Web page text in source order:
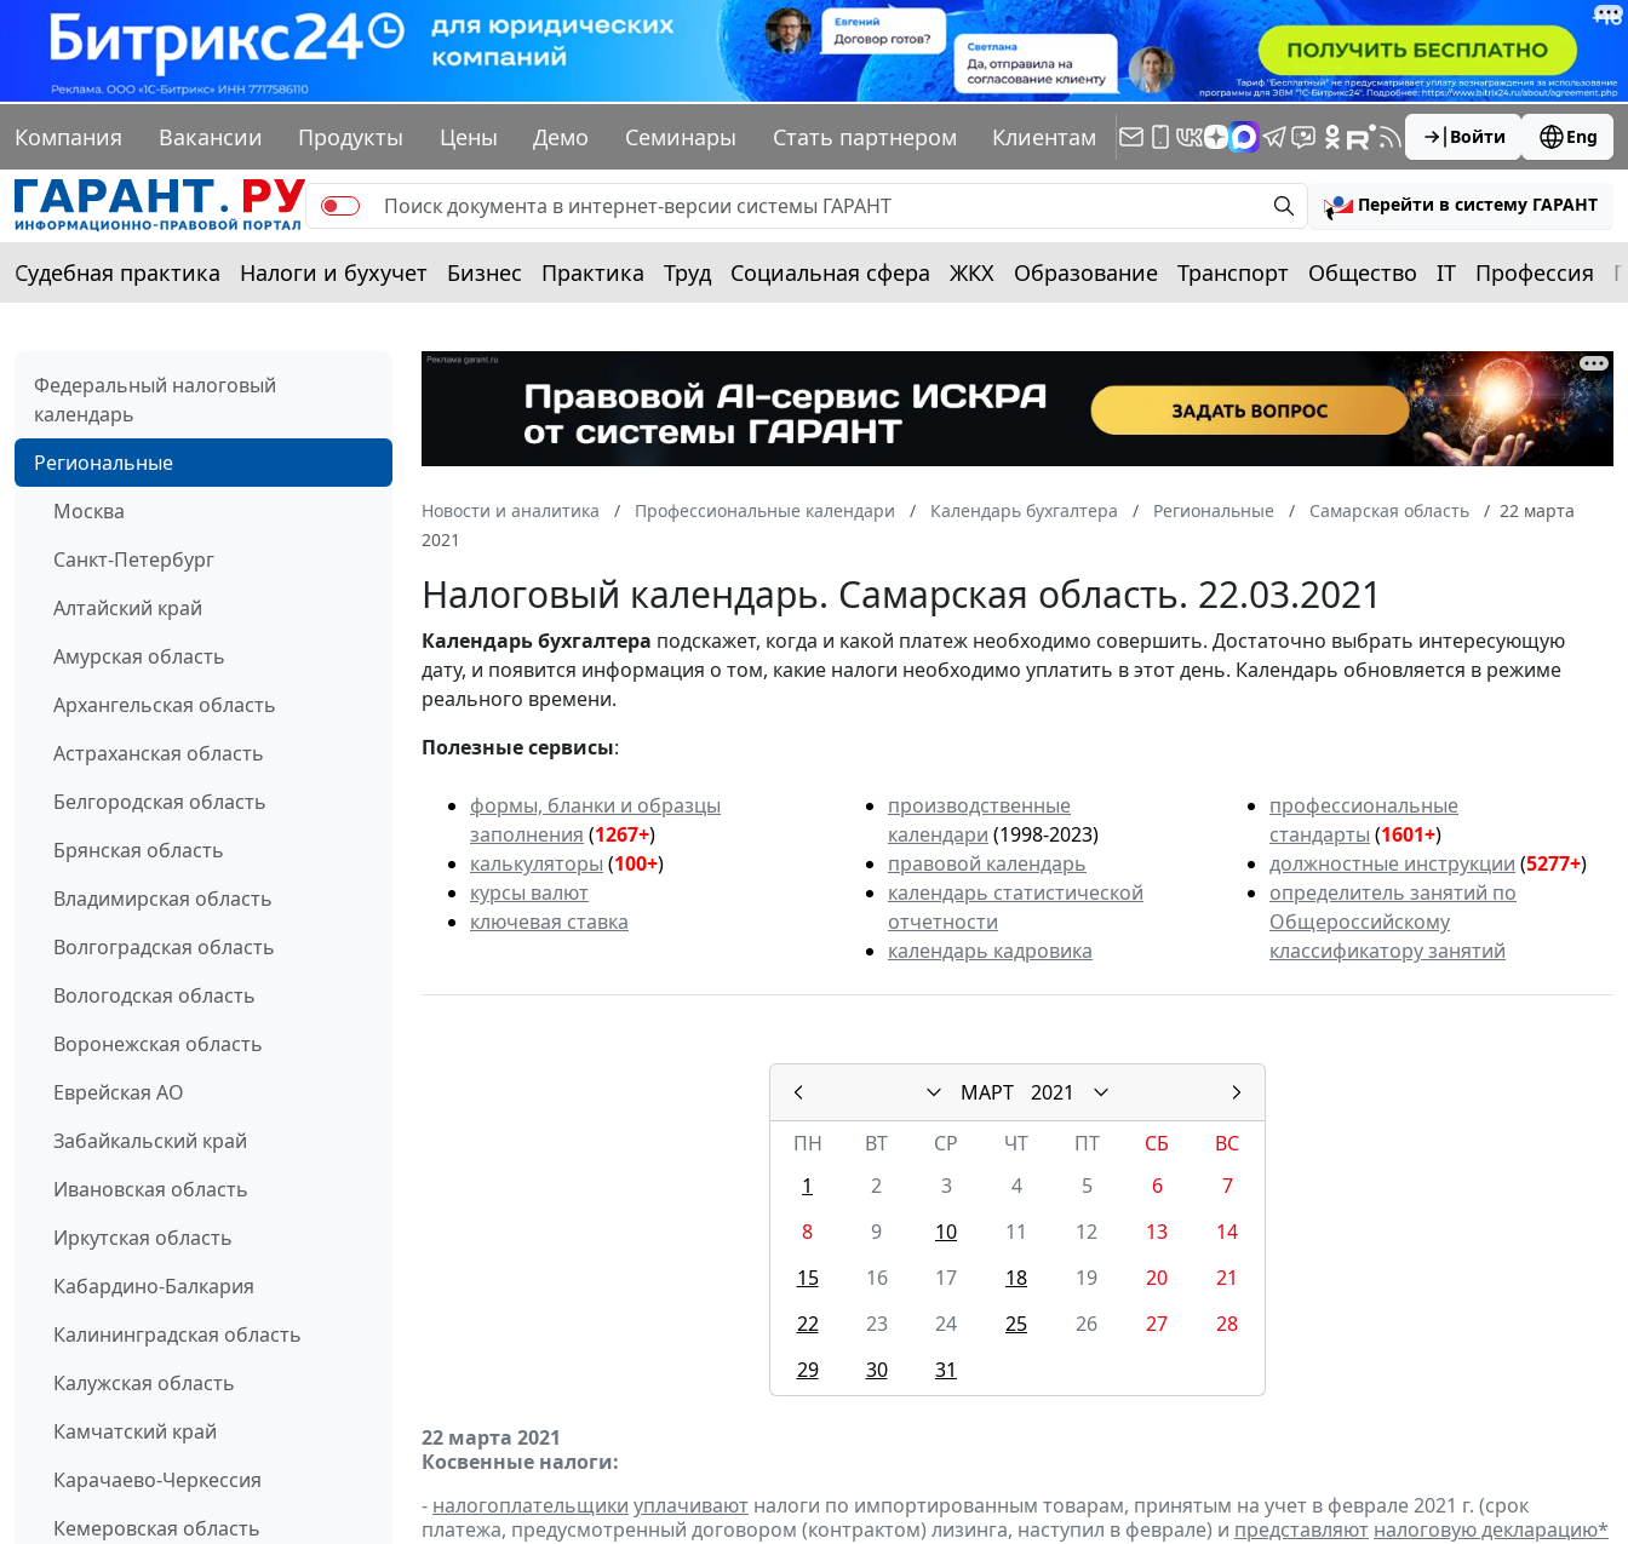
Компания Вакансии Продукты Цены Демо Семинары Стать партнером Клиентам Войти Eng
Перейти в систему ГАРАНТ
Судебная практика Налоги и бухучет Бизнес Практика Труд Социальная сфера ЖКХ Образование Транспорт Общество IT Профессия
Федеральный налоговый
календарь
Региональные
Москва
Санкт-Петербург
Алтайский край
Амурская область
Архангельская область
Астраханская область
Белгородская область
Брянская область
Владимирская область
Волгоградская область
Вологодская область
Воронежская область
Еврейская АО
Забайкальский край
Ивановская область
Иркутская область
Кабардино-Балкария
Калининградская область
Калужская область
Камчатский край
Карачаево-Черкессия
Кемеровская область
Новости и аналитика Профессиональные календари Календарь бухгалтера Региональные Самарская область
22 марта
2021
Налоговый календарь. Самарская область. 22.03.2021
Календарьбухгалтера подскажет, когда и какой платеж необходимо совершить. Достаточно выбрать интересующую
дату, и появится информация о том, какие налоги необходимо уплатить в этот день. Календарь обновляется в режиме
реального времени.
Полезные сервисы:
формы, бланки и образцы
заполнения (1267+)
калькуляторы (100+)
курсы валют
ключевая ставка
производственные
календари (1998-2023)
правовой календарь
календарь статистической
отчетности
календарь кадровика
профессиональные
стандарты (1601+)
должностные инструкции (5277+)
определитель занятий по
Общероссийскому
классификатору занятий
МАРТ
2021
ПН
ВТ СР ЧТ ПТ СБ
ВС
1
2 3 4 5 6
7
8
9 10 11 12 13
14
15
16 17 18 19 20
21
22
23 24 25 26 27
28
29
30 31
22 марта 2021
Косвенные налоги:
- налогоплательщики уплачивают налоги по импортированным товарам, принятым на учет в феврале 2021 г. (срок
платежа, предусмотренный договором (контрактом) лизинга, наступил в феврале) и представляют налоговую декларацию*